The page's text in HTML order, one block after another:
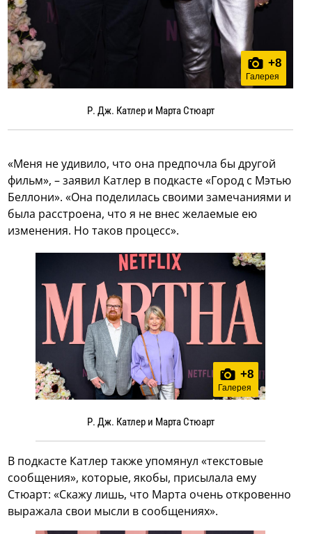
+8
Галерея
Р. Дж. Катлер и Марта Стюарт
«Меня не удивило, что она предпочла бы другой
фильм», – заявил Катлер в подкасте «Город с Мэтью
Беллони». «Она поделилась своими замечаниями и
была расстроена, что я не внес желаемые ею
изменения. Но таков процесс».
+8
Галерея
Р. Дж. Катлер и Марта Стюарт
В подкасте Катлер также упомянул «текстовые
сообщения», которые, якобы, присылала ему
Стюарт: «Скажу лишь, что Марта очень откровенно
выражала свои мысли в сообщениях».